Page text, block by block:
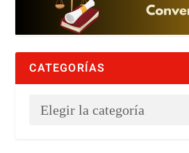
CATEGORÍAS